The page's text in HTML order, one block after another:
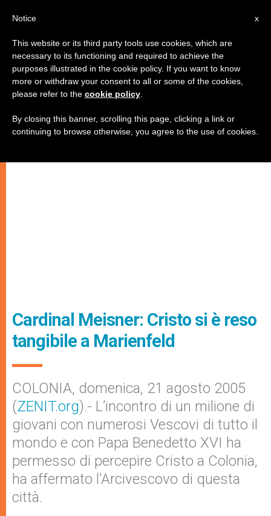
Cardinal Meisner: Cristo si è reso
tangibile a Marienfeld
COLONIA, domenica, 21 agosto 2005
(ZENIT.org).- L’incontro di un milione di
giovani con numerosi Vescovi di tutto il
mondo e con Papa Benedetto XVI ha
permesso di percepire Cristo a Colonia,
ha affermato l’Arcivescovo di questa
città.
x
Notice
This website or its third party tools use cookies, which are
necessary to its functioning and required to achieve the
purposes illustrated in the cookie policy. If you want to know
more or withdraw your consent to all or some of the cookies,
please refer to the cookie policy
By closing this banner, scrolling this page, clicking a link or
continuing to browse otherwise, you agree to the use of cookies.